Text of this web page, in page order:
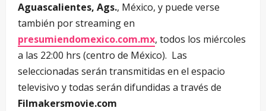
Aguascalientes, Ags., México, y puede verse
también por streaming en
presumiendomexico.com.mx, todos los miércoles
a las 22:00 hrs (centro de México). Las
seleccionadas serán transmitidas en el espacio
televisivo y todas serán difundidas a través de
Filmakersmovie.com